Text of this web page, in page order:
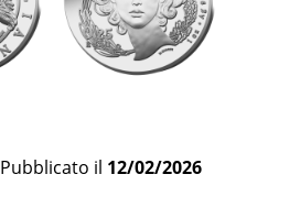
Pubblicato il 12/02/2026